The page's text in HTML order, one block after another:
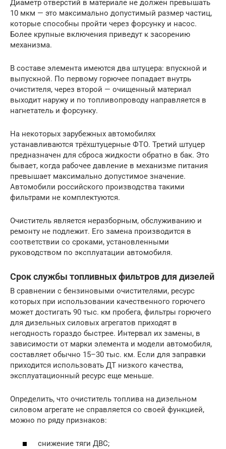
Диаметр отверстий в материале не должен превышать
10 мкм — это максимально допустимый размер частиц,
которые способны пройти через форсунку и насос.
Более крупные включения приведут к засорению
механизма.
В составе элемента имеются два штуцера: впускной и
выпускной. По первому горючее попадает внутрь
очистителя, через второй — очищенный материал
выходит наружу и по топливопроводу направляется в
нагнетатель и форсунку.
На некоторых зарубежных автомобилях
устанавливаются трёхштуцерные ФТО. Третий штуцер
предназначен для сброса жидкости обратно в бак. Это
бывает, когда рабочее давление в механизме питания
превышает максимально допустимое значение.
Автомобили российского производства такими
фильтрами не комплектуются.
Очиститель является неразборным, обслуживанию и
ремонту не подлежит. Его замена производится в
соответствии со сроками, установленными
руководством по эксплуатации автомобиля.
Срок службы топливных фильтров для дизелей
В сравнении с бензиновыми очистителями, ресурс
которых при использовании качественного горючего
может достигать 90 тыс. км пробега, фильтры горючего
для дизельных силовых агрегатов приходят в
негодность гораздо быстрее. Интервал их замены, в
зависимости от марки элемента и модели автомобиля,
составляет обычно 15–30 тыс. км. Если для заправки
приходится использовать ДТ низкого качества,
эксплуатационный ресурс еще меньше.
Определить, что очиститель топлива на дизельном
силовом агрегате не справляется со своей функцией,
можно по ряду признаков:
снижение тяги ДВС;